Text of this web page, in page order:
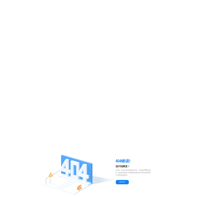
404错误!
找不到网页！
对不起，您正在寻找的页面不存在。尝试检查URL的错
误，然后按浏览器上的刷新按钮或尝试在我们的应用程
序中找到其他内容。
返回首页